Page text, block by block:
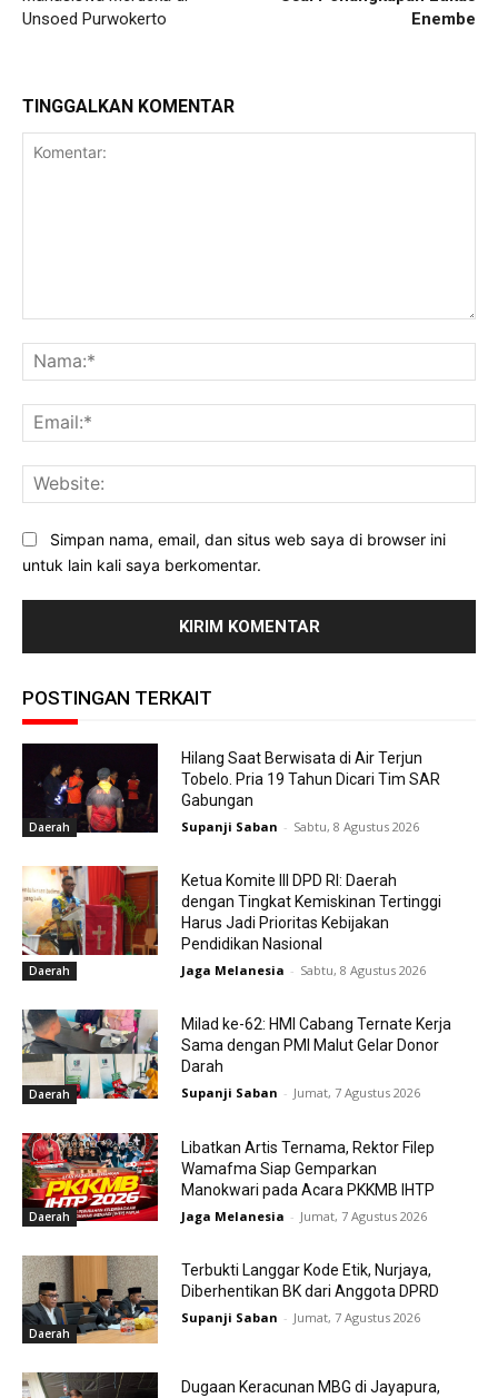
Unsoed Purwokerto
Enembe
TINGGALKAN KOMENTAR
Simpan nama, email, dan situs web saya di browser ini
untuk lain kali saya berkomentar.
POSTINGAN TERKAIT
Daerah
Hilang Saat Berwisata di Air Terjun
Tobelo. Pria 19 Tahun Dicari Tim SAR
Gabungan
Supanji Saban - Sabtu, 8 Agustus 2026
Daerah
Ketua Komite III DPD RI: Daerah
dengan Tingkat Kemiskinan Tertinggi
Harus Jadi Prioritas Kebijakan
Pendidikan Nasional
Jaga Melanesia - Sabtu, 8 Agustus 2026
Daerah
Milad ke-62: HMI Cabang Ternate Kerja
Sama dengan PMI Malut Gelar Donor
Darah
Supanji Saban - Jumat, 7 Agustus 2026
Daerah
Libatkan Artis Ternama, Rektor Filep
Wamafma Siap Gemparkan
Manokwari pada Acara PKKMB IHTP
Jaga Melanesia - Jumat, 7 Agustus 2026
Daerah
Terbukti Langgar Kode Etik, Nurjaya,
Diberhentikan BK dari Anggota DPRD
Supanji Saban - Jumat, 7 Agustus 2026
Dugaan Keracunan MBG di Jayapura,